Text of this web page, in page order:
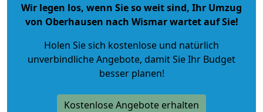
Wir legen los, wenn Sie so weit sind, Ihr Umzug
von Oberhausen nach Wismar wartet auf Sie!
Holen Sie sich kostenlose und natürlich
unverbindliche Angebote, damit Sie Ihr Budget
besser planen!
Kostenlose Angebote erhalten